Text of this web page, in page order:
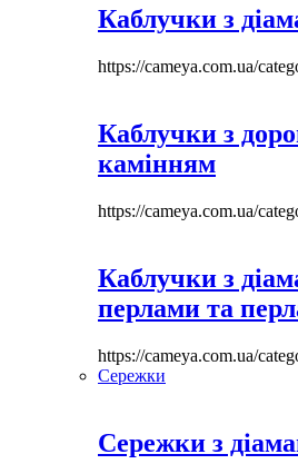
Каблучки з
https://cameya.com.ua/
Каблучки з
камінням
https://cameya.com.ua/
Каблучки з
перлами та
https://cameya.com.ua/
Сережки
Сережки з